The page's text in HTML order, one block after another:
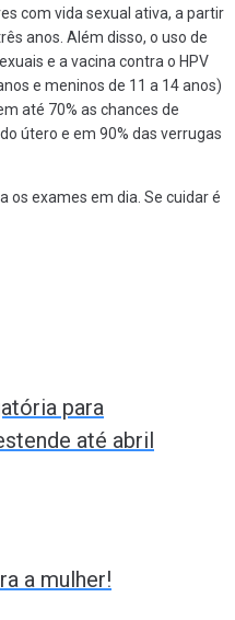
com vida sexual ativa, a partir
anos. Além disso, o uso de
e a vacina contra o HPV
e meninos de 11 a 14 anos)
até 70% as chances de
útero e em 90% das verrugas
os exames em dia. Se cuidar é
para
até abril
a mulher!